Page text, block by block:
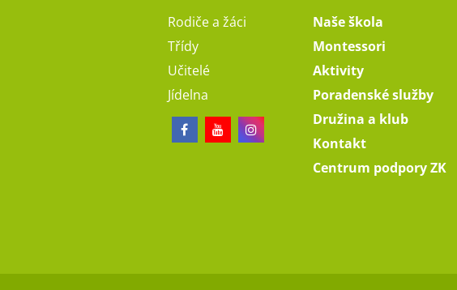
Rodiče a žáci
Třídy
Učitelé
Jídelna
Naše škola
Montessori
Aktivity
Poradenské služby
Družina a klub
Kontakt
Centrum podpory ZK